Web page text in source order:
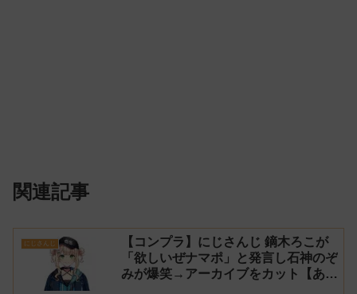
関連記事
にじさんじ
【コンプラ】にじさんじ 鏑木ろこが
「欲しいぜナマポ」と発言し石神のぞ
みが爆笑→アーカイブをカット【あら